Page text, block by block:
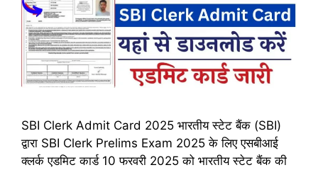
SBI Clerk Admit Card 2025 भारतीय स्टेट बैंक (SBI)
द्वारा SBI Clerk Prelims Exam 2025 के लिए एसबीआई
क्लर्क एडमिट कार्ड 10 फरवरी 2025 को भारतीय स्टेट बैंक की